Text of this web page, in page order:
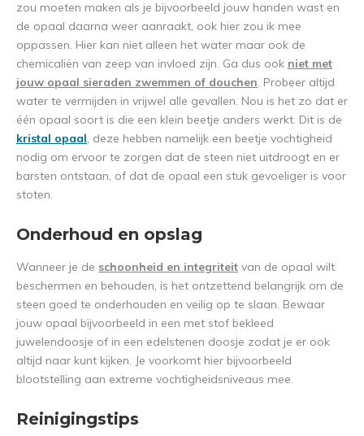
zou moeten maken als je bijvoorbeeld jouw handen wast en
de opaal daarna weer aanraakt, ook hier zou ik mee
oppassen. Hier kan niet alleen het water maar ook de
chemicaliën van zeep van invloed zijn. Ga dus ook niet met
jouw opaal sieraden zwemmen of douchen. Probeer altijd
water te vermijden in vrijwel alle gevallen. Nou is het zo dat er
één opaal soort is die een klein beetje anders werkt. Dit is de
kristal opaal, deze hebben namelijk een beetje vochtigheid
nodig om ervoor te zorgen dat de steen niet uitdroogt en er
barsten ontstaan, of dat de opaal een stuk gevoeliger is voor
stoten.
Onderhoud en opslag
Wanneer je de schoonheid en integriteit van de opaal wilt
beschermen en behouden, is het ontzettend belangrijk om de
steen goed te onderhouden en veilig op te slaan. Bewaar
jouw opaal bijvoorbeeld in een met stof bekleed
juwelendoosje of in een edelstenen doosje zodat je er ook
altijd naar kunt kijken. Je voorkomt hier bijvoorbeeld
blootstelling aan extreme vochtigheidsniveaus mee.
Reinigingstips